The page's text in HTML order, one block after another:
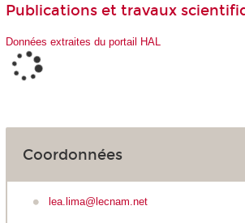
Publications et travaux
Données extraites du portail HAL
Coordonnées
lea.lima@lecnam.net